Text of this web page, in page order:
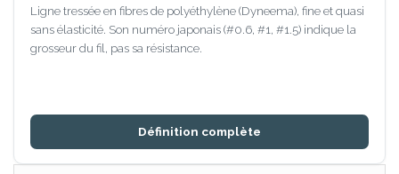
Ligne tressée en fibres de polyéthylène (Dyneema), fine et quasi
sans élasticité. Son numéro japonais (#0.6, #1, #1.5) indique la
grosseur du fil, pas sa résistance.
Définition complète